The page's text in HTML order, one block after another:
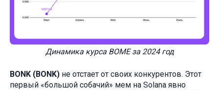
Динамика курса BOME за 2024 год
BONK (BONK) не отстает от своих конкурентов. Этот
первый «большой собачий» мем на Solana явно